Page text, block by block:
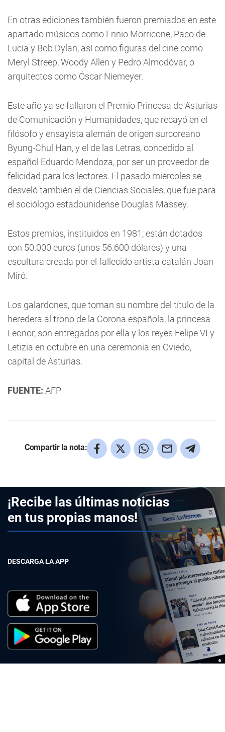
En otras ediciones también fueron premiados en este
apartado músicos como Ennio Morricone, Paco de
Lucía y Bob Dylan, así como figuras del cine como
Meryl Streep, Woody Allen y Pedro Almodóvar, o
arquitectos como Óscar Niemeyer.
Este año ya se fallaron el Premio Princesa de Asturias
de Comunicación y Humanidades, que recayó en el
filósofo y ensayista alemán de origen surcoreano
Byung-Chul Han, y el de las Letras, concedido al
español Eduardo Mendoza, por ser un proveedor de
felicidad para los lectores. El pasado miércoles se
desveló también el de Ciencias Sociales, que fue para
el sociólogo estadounidense Douglas Massey.
Estos premios, instituidos en 1981, están dotados
con 50.000 euros (unos 56.600 dólares) y una
escultura creada por el fallecido artista catalán Joan
Miró.
Los galardones, que toman su nombre del título de la
heredera al trono de la Corona española, la princesa
Leonor, son entregados por ella y los reyes Felipe VI y
Letizia en octubre en una ceremonia en Oviedo,
capital de Asturias.
FUENTE: AFP
Compartir la nota:
¡Recibe las últimas noticias
en tus propias manos!
DESCARGA LA APP